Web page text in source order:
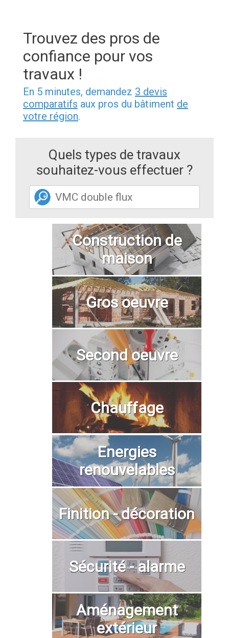
Trouvez des pros de
confiance pour vos
travaux !
En 5 minutes, demandez 3 devis
comparatifs aux pros du bâtiment de
votre région.
Quels types de travaux
souhaitez-vous effectuer ?
Construction de
maison
Gros oeuvre
Second oeuvre
Chauffage
Energies
renouvelables
Finition - décoration
Sécurité - alarme
Aménagement
extérieur